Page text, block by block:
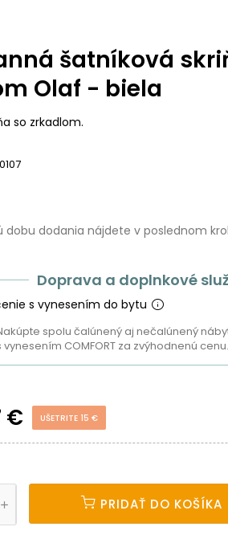
šatníková
Olaf - biela
so zrkadlom.
dobu dodania nájdete v poslednom
Doprava a doplnkové
s vynesením do bytu
spolu čalúnený aj nečalúnený
vynesením COMFORT za zvýhodnenú cenu.
€ UŠETRITE 15 €
PRIDAŤ DO KOŠÍKA